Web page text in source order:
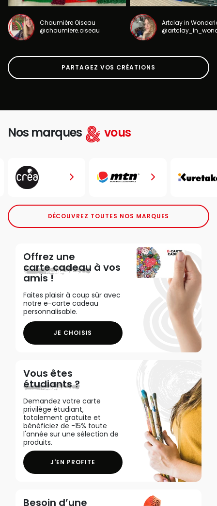
Chaumière Oiseau
@chaumiere.oiseau
Artclay in
PARTAGEZ VOS CRÉATIONS
Nos marques vous
DÉCOUVREZ TOUTES NOS MARQUES
Offrez une
carte cadeau à vos
amis !
Faites plaisir à coup sûr avec
notre e-carte cadeau
personnalisable.
JE CHOISIS
Vous êtes
étudiants ?
Demandez votre carte
privilège étudiant,
totalement gratuite et
bénéficiez de -15% toute
l'année sur une sélection de
produits.
J'EN PROFITE
Besoin d’une